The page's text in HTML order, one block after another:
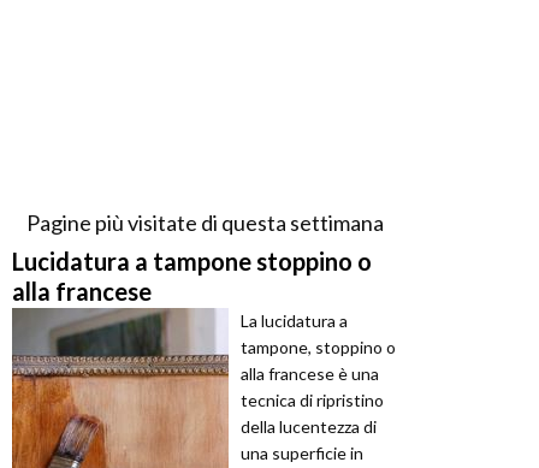
Pagine più visitate di questa settimana
Lucidatura a tampone stoppino o
alla francese
La lucidatura a
tampone, stoppino o
alla francese è una
tecnica di ripristino
della lucentezza di
una superficie in